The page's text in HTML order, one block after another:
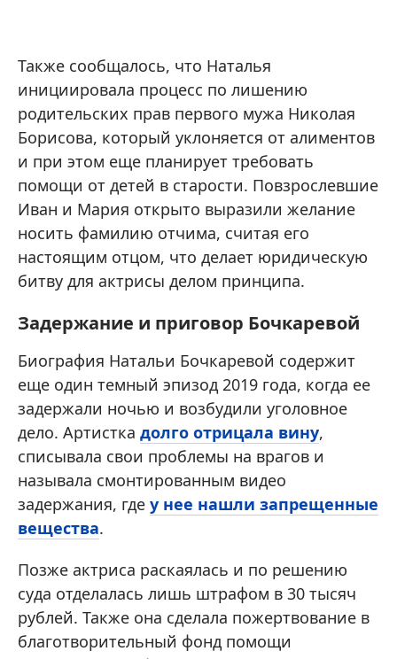
Также сообщалось, что Наталья
инициировала процесс по лишению
родительских прав первого мужа Николая
Борисова, который уклоняется от алиментов
и при этом еще планирует требовать
помощи от детей в старости. Повзрослевшие
Иван и Мария открыто выразили желание
носить фамилию отчима, считая его
настоящим отцом, что делает юридическую
битву для актрисы делом принципа.
Задержание и приговор Бочкаревой
Биография Натальи Бочкаревой содержит
еще один темный эпизод 2019 года, когда ее
задержали ночью и возбудили уголовное
дело. Артистка долго отрицала вину,
списывала свои проблемы на врагов и
называла смонтированным видео
задержания, где у нее нашли запрещенные
вещества.
Позже актриса раскаялась и по решению
суда отделалась лишь штрафом в 30 тысяч
рублей. Также она сделала пожертвование в
благотворительный фонд помощи